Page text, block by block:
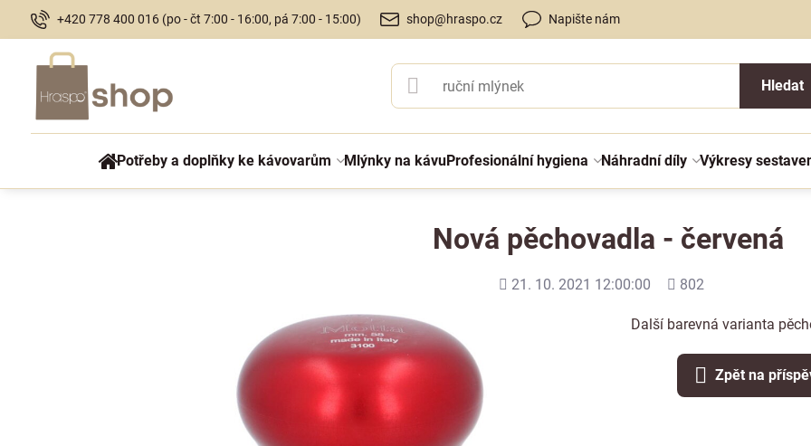
+420 778 400 016 (po - čt 7:00 - 16:00, pá 7:00 - 15:00) shop@hraspo.cz Napište nám
Hledat
Potřeby a doplňky ke kávovarům Mlýnky na kávuProfesionální hygiena Náhradní díly Výkresy
Nová pěchovadla - červená
Přidáno
21. 10. 2021 12:00:00
Počet
802
Další barevná varianta
Zpět na